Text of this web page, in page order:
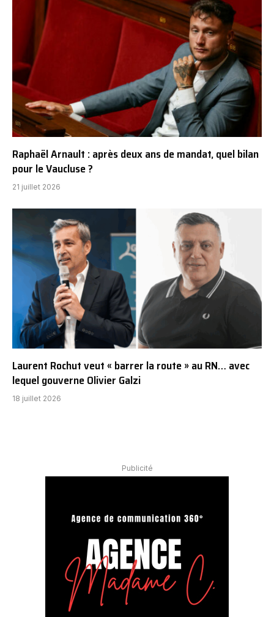
Raphaël Arnault : après deux ans de mandat, quel bilan
pour le Vaucluse ?
21 juillet 2026
Laurent Rochut veut « barrer la route » au RN… avec
lequel gouverne Olivier Galzi
18 juillet 2026
Publicité